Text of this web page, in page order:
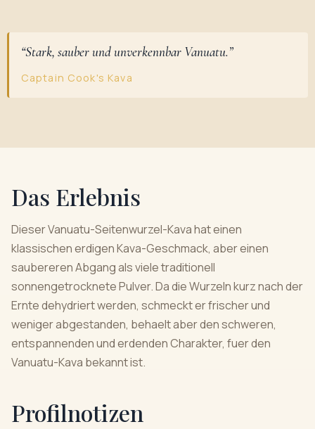
“Stark, sauber und unverkennbar Vanuatu.”
Captain Cook's Kava
Das Erlebnis
Dieser Vanuatu-Seitenwurzel-Kava hat einen
klassischen erdigen Kava-Geschmack, aber einen
saubereren Abgang als viele traditionell
sonnengetrocknete Pulver. Da die Wurzeln kurz nach der
Ernte dehydriert werden, schmeckt er frischer und
weniger abgestanden, behaelt aber den schweren,
entspannenden und erdenden Charakter, fuer den
Vanuatu-Kava bekannt ist.
Profilnotizen